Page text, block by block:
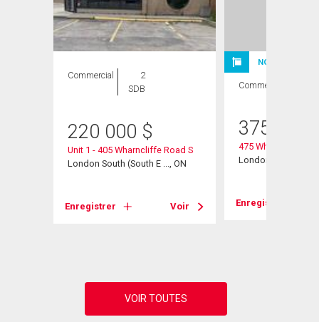
Commercial
2
SDB
220 000 $
Unit 1 - 405 Wharncliffe Road S
London South (South E ..., ON
Enregistrer Voir
NOUVELLE
Commercial
375 000
475 Wharncliffe
London, ON
Enregistrer